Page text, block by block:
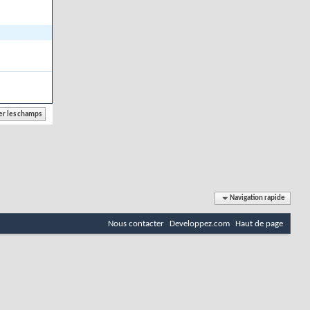
Navigation rapide
Nous contacter Developpez.com Haut de page